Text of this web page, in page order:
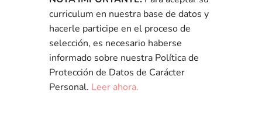
curriculum en nuestra base de datos y
hacerle participe en el proceso de
selección, es necesario haberse
informado sobre nuestra Política de
Protección de Datos de Carácter
Personal. Leer ahora.